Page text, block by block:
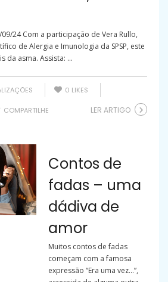
24 Com a participação de Vera Rullo,
de Alergia e Imunologia da SPSP, este
da asma. Assista: ...
0 LIKES
COMPARTILHE LER ARTIGO
Contos de
fadas – uma
dádiva de
amor
Muitos contos de fadas
começam com a famosa
expressão “Era uma vez…”,